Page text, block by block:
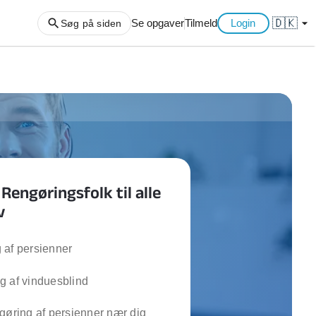
af haveaffald
af storskrald
af køkken
Søg på siden Se opgaverTilmeld Login 🇩🇰 arrow_drop_down
til alle
af persienner
af vinduesblind
af persienner nær dig